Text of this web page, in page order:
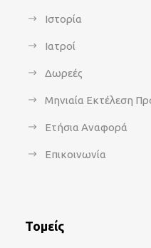
Ιστορία
Ιατροί
Δωρεές
Μηνιαία Εκτέλεση
Ετήσια Αναφορά
Επικοινωνία
Τομείς